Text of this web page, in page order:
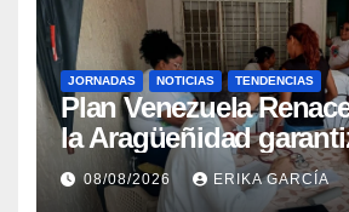
JORNADAS NOTICIAS TENDENCIAS
Plan Venezuela
la Aragüeñidad
atención médica
Aragua
08/08/2026 ERIKA GARCÍA